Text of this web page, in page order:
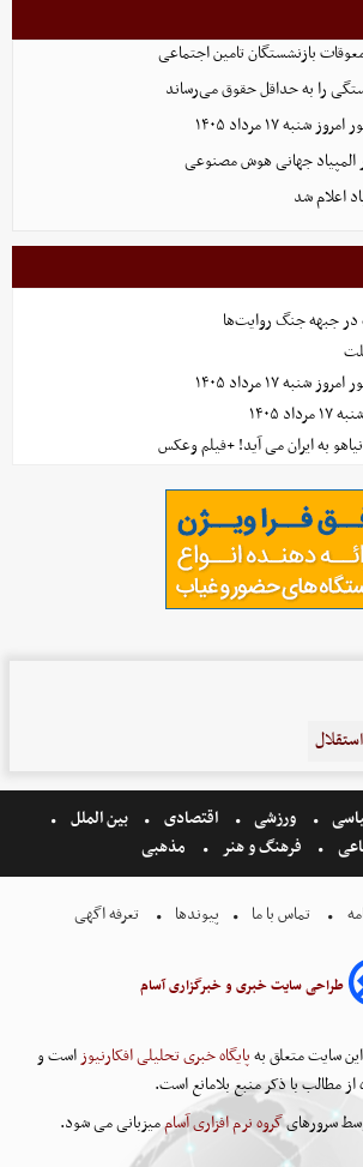
بازنشستگان تامین اجتماعی
را به حداقل حقوق می‌رساند
۱۷ مرداد ۱۴۰۵
المپیاد جهانی هوش مصنوعی
اعلام شد
در جبهه جنگ روایت‌ها
۱۷ مرداد ۱۴۰۵
۱۴۰۵
به ایران می آید! +فیلم وعکس
ورزشی اقتصادی
بین الملل
فرهنگ و هنر مذهبی
تماس با ما پیوندها تعرفه اگهی
طراحی سایت خبری و خبرگزاری آسام
سایت متعلق بهپایگاه خبری تحلیلی افکارنیوزاست و
از مطالب با ذکر منبع بلامانع است.
سرورهایگروه نرم افزاری آساممیزبانی می شود.